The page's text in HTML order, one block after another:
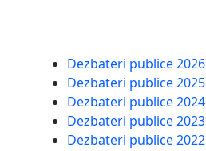
Dezbateri publice 2026
Dezbateri publice 2025
Dezbateri publice 2024
Dezbateri publice 2023
Dezbateri publice 2022